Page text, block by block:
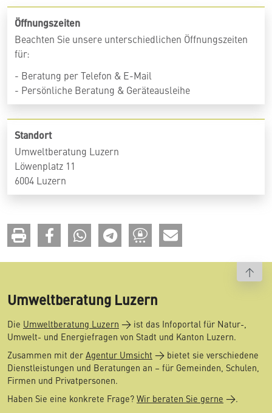
Öffnungszeiten
Beachten Sie unsere unterschiedlichen Öffnungszeiten
für:
- Beratung per Telefon & E-Mail
- Persönliche Beratung & Geräteausleihe
Standort
Umweltberatung Luzern
Löwenplatz 11
6004 Luzern
Umweltberatung Luzern
Die Umweltberatung Luzern
ist das Infoportal für Natur-,
Umwelt- und Energiefragen von Stadt und Kanton Luzern.
Zusammen mit der Agentur Umsicht
bietet sie verschiedene
Dienstleistungen und Beratungen an – für Gemeinden, Schulen,
Firmen und Privatpersonen.
Haben Sie eine konkrete Frage? Wir beraten Sie gerne
.